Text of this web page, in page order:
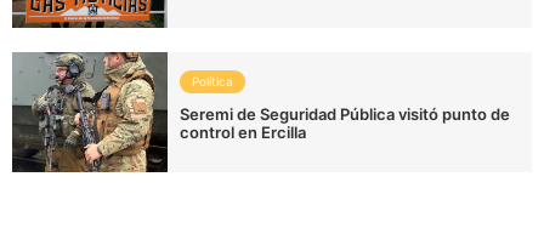
Política
Seremi de Seguridad Pública visitó punto de
control en Ercilla